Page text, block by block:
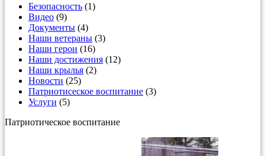
Безопасность (1)
Видео (9)
Документы (4)
Наши ветераны (3)
Наши герои (16)
Наши достижения (12)
Наши крылья (2)
Новости (25)
Патриотисеское воспитание (3)
Услуги (5)
Патриотическое воспитание